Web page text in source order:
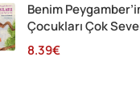
Benim
Çocukları Çok
8.39€